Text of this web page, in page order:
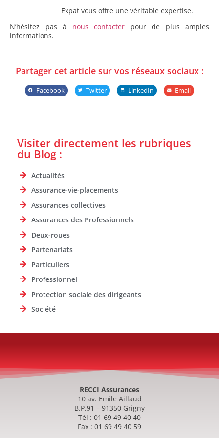
Expat vous offre une véritable expertise.
N’hésitez pas à nous contacter pour de plus amples
informations.
Partager cet article sur vos réseaux sociaux :
Facebook Twitter LinkedIn Email
Visiter directement les rubriques
du Blog :
Actualités
Assurance-vie-placements
Assurances collectives
Assurances des Professionnels
Deux-roues
Partenariats
Particuliers
Professionnel
Protection sociale des dirigeants
Société
RECCI Assurances
10 av. Emile Aillaud
B.P.91 – 91350 Grigny
Tél : 01 69 49 40 40
Fax : 01 69 49 40 59